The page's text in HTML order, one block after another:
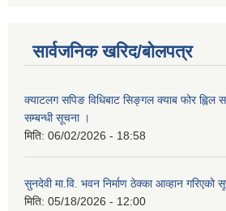
सार्वजनिक खरिद/बोलपत्र
क्याटलग सपिङ विधिबाट सिङ्गल क्याब फोर ह्विल
सम्बन्धी सूचना ।
मिति: 06/02/2026 - 18:58
सुनदेवी मा.वि. भवन निर्माण ठेक्का आव्हान गरिएको
मिति: 05/18/2026 - 12:00